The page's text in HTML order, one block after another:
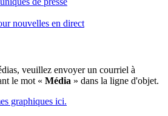
nouvelles en direct
veuillez envoyer un courriel à
le mot « Média » dans la ligne d'objet.
graphiques ici.